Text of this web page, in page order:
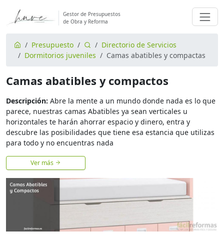
Gestor de Presupuestos
de Obra y Reforma
Presupuesto
Directorio de Servicios
Dormitorios juveniles
Camas abatibles y compactas
Camas abatibles y compactos
Descripción: Abre la mente a un mundo donde nada es lo que
parece, nuestras camas Abatibles ya sean verticales u
horizontales te harán ahorrar espacio y dinero, entra y
descubre las posibilidades que tiene esa estancia que utilizas
para todo y no encuentras nada
Ver más